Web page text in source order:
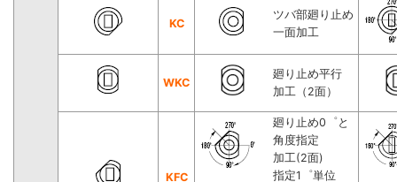
KC
ツバ部廻り止め
一面加工
WKC
廻り止め平行
加工（2面）
KFC
廻り止め0゜と
角度指定
加工(2面)
指定1゜単位